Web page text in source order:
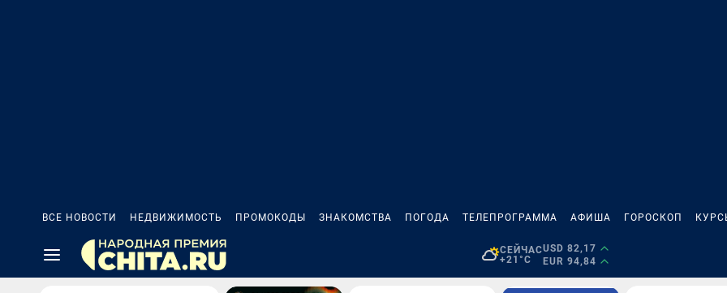
ВСЕ НОВОСТИ НЕДВИЖИМОСТЬ ПРОМОКОДЫ ЗНАКОМСТВА ПОГОДА ТЕЛЕПРОГРАММА АФИША ГОРОСКОП
СЕЙЧАС
+21°C
USD 82,17
EUR 94,84